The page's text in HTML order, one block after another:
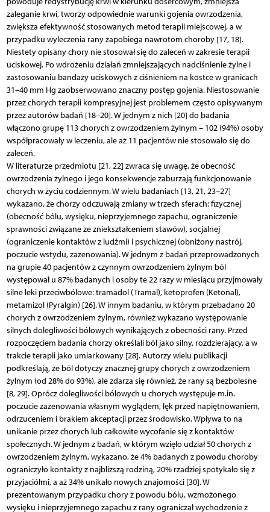
zaleganie krwi, tworzy odpowiednie warunki gojenia owrzodzenia,
zwiększa efektywność stosowanych metod terapii miejscowej, a w
przypadku wyleczenia rany zapobiega nawrotom choroby [17, 18].
Niestety opisany chory nie stosował się do zaleceń w zakresie terapii
uciskowej. Po wdrożeniu działań zmniejszających nadciśnienie żylne i
zastosowaniu bandaży uciskowych z ciśnieniem na kostce w granicach
31–40 mm Hg zaobserwowano znaczny postęp gojenia. Niestosowanie
przez chorych terapii kompresyjnej jest problemem często opisywanym
przez autorów badań [18–20]. W jednym z nich [20] do badania
włączono grupę 113 chorych z owrzodzeniem żylnym – 102 (94%) osoby
współpracowały w leczeniu, ale aż 11 pacjentów nie stosowało się do
zaleceń.
W literaturze przedmiotu [21, 22] zwraca się uwagę, że obecność
owrzodzenia żylnego i jego konsekwencje zaburzają funkcjonowanie
chorych w życiu codziennym. W wielu badaniach [13, 21, 23–27]
wykazano, że chorzy odczuwają zmiany w trzech sferach: fizycznej
(obecność bólu, wysięku, nieprzyjemnego zapachu, ograniczenie
sprawności związane ze zniekształceniem stawów), socjalnej
(ograniczenie kontaktów z ludźmi) i psychicznej (obniżony nastrój,
poczucie wstydu, zażenowania). W jednym z badań przeprowadzonych
na grupie 40 pacjentów z czynnym owrzodzeniem żylnym ból
występował u 87% badanych i osoby te 22 razy w miesiącu przyjmowały
silne leki przeciwbólowe: tramadol (Tramal), ketoprofen (Ketonal),
metamizol (Pyral­gin) [26]. W innym badaniu, w którym przebadano 20
chorych z owrzodzeniem żylnym, również wykazano występowanie
silnych dolegliwości bólowych wynikających z obecności rany. Przed
rozpoczęciem badania chorzy określali ból jako silny, rozdzierający, a w
trakcie terapii jako umiarkowany [28]. Autorzy wielu publikacji
podkreślają, że ból dotyczy znacznej grupy chorych z owrzodzeniem
żylnym (od 28% do 93%), ale zdarza się również, że rany są bezbolesne
[8, 29]. Oprócz dolegliwości bólowych u chorych występuje m.in.
poczucie zażenowania własnym wyglądem, lęk przed napiętnowaniem,
odrzuceniem i brakiem akceptacji przez środowisko. Wpływa to na
unikanie przez chorych lub całkowite wycofanie się z kontaktów
społecznych. W jednym z badań, w którym wzięło udział 50 chorych z
owrzodzeniem żylnym, wykazano, że 4% badanych z powodu choroby
ograniczyło kontakty z najbliższą rodziną, 20% rzadziej spotykało się z
przyjaciółmi, a aż 34% unikało nowych znajomości [30]. W
prezentowanym przypadku chory z powodu bólu, wzmożonego
wysięku i nieprzyjemnego zapachu z rany ograniczał wychodzenie z